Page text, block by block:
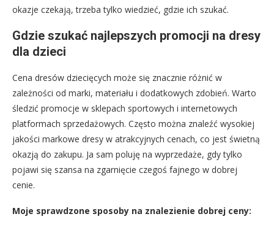
okazje czekają, trzeba tylko wiedzieć, gdzie ich szukać.
Gdzie szukać najlepszych promocji na dresy
dla dzieci
Cena dresów dziecięcych może się znacznie różnić w
zależności od marki, materiału i dodatkowych zdobień. Warto
śledzić promocje w sklepach sportowych i internetowych
platformach sprzedażowych. Często można znaleźć wysokiej
jakości markowe dresy w atrakcyjnych cenach, co jest świetną
okazją do zakupu. Ja sam poluję na wyprzedaże, gdy tylko
pojawi się szansa na zgarnięcie czegoś fajnego w dobrej
cenie.
Moje sprawdzone sposoby na znalezienie dobrej ceny: